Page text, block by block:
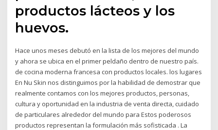
productos lácteos y los
huevos.
Hace unos meses debutó en la lista de los mejores del mundo
y ahora se ubica en el primer peldaño dentro de nuestro país.
de cocina moderna francesa con productos locales. los lugares
En Nu Skin nos distinguimos por la habilidad de demostrar que
realmente contamos con los mejores productos, personas,
cultura y oportunidad en la industria de venta directa, cuidado
de particulares alrededor del mundo para Estos poderosos
productos representan la formulación más sofisticada . La